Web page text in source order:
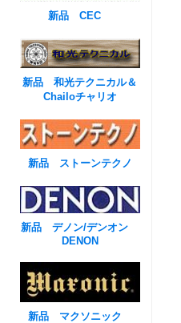
新品 CEC
新品 和光テクニカル＆
Chailoチャリオ
新品 ストーンテクノ
新品 デノン/デンオン
DENON
新品 マクソニック